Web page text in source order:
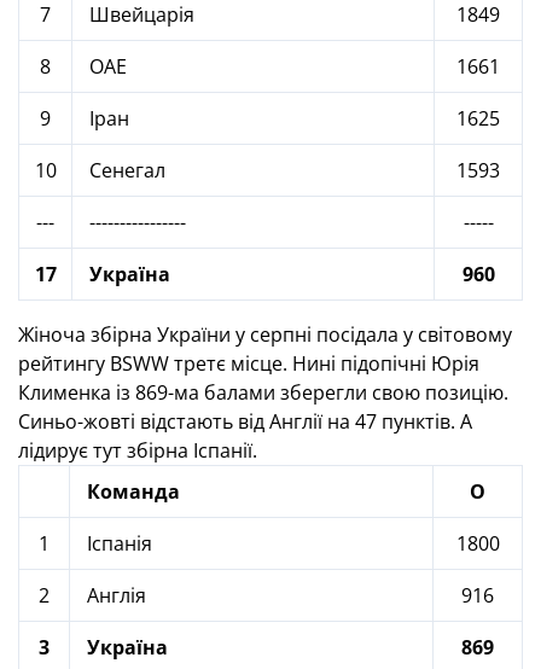
7
Швейцарія
1849
8
ОАЕ
1661
9
Іран
1625
10
Сенегал
1593
---
----------------
-----
17
Україна 960
Жіноча збірна України у серпні посідала у світовому
рейтингу BSWW третє місце. Нині підопічні Юрія
Клименка із 869-ма балами зберегли свою позицію.
Синьо-жовті відстають від Англії на 47 пунктів. А
лідирує тут збірна Іспанії.
Команда
О
1
Іспанія
1800
2
Англія
916
3
Україна
869